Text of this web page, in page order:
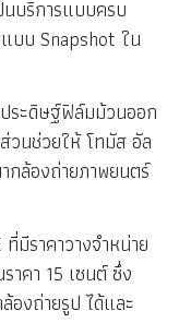
ซึ่งมีขนาดเล็ก
งเขาครั้งแรกเมื่อ
1888 พร้อมกับการ
องไม้น้ำหนักเบา
มีสโลแกนว่า “You
งถ่ายภาพ โกดัก
ถ่ายภาพจนหมดม้วน
นบริการแบบครบ
บบ Snapshot ใน